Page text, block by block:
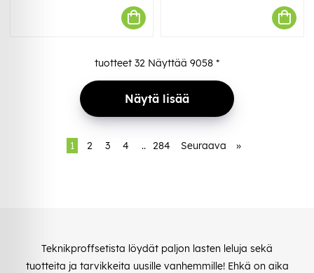
tuotteet 32 Näyttää 9058 *
Näytä lisää
1 2 3 4 .. 284 Seuraava »
Teknikproffsetista löydät paljon lasten leluja sekä
tuotteita ja tarvikkeita uusille vanhemmille! Ehkä on aika